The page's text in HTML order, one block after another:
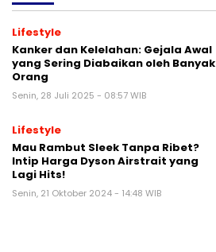
Lifestyle
Kanker dan Kelelahan: Gejala Awal
yang Sering Diabaikan oleh Banyak
Orang
Senin, 28 Juli 2025 - 08:57 WIB
Lifestyle
Mau Rambut Sleek Tanpa Ribet?
Intip Harga Dyson Airstrait yang
Lagi Hits!
Senin, 21 Oktober 2024 - 14:48 WIB